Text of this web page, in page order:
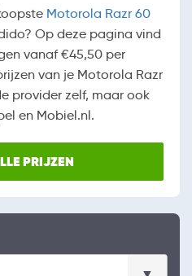
Motorola Razr 60
Op deze pagina vind
vanaf €45,50 per
van je Motorola Razr
provider zelf, maar ook
en Mobiel.nl.
PRIJZEN